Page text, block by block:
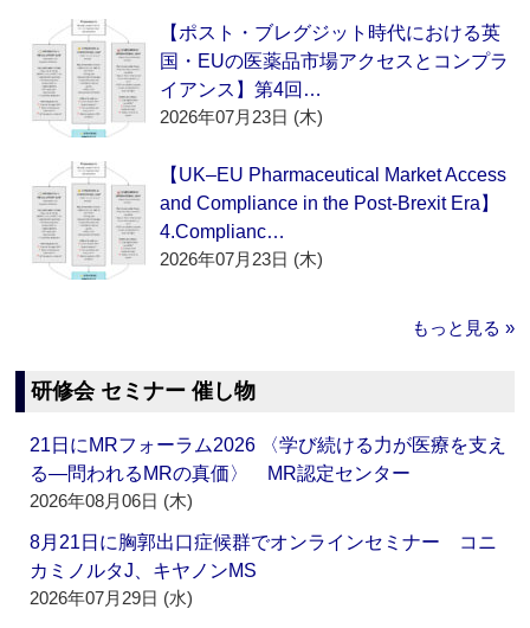
【ポスト・ブレグジット時代における英
国・EUの医薬品市場アクセスとコンプラ
イアンス】第4回…
2026年07月23日 (木)
【UK–EU Pharmaceutical Market Access
and Compliance in the Post-Brexit Era】
4.Complianc…
2026年07月23日 (木)
もっと見る »
研修会 セミナー 催し物
21日にMRフォーラム2026 〈学び続ける力が医療を支え
る―問われるMRの真価〉 MR認定センター
2026年08月06日 (木)
8月21日に胸郭出口症候群でオンラインセミナー コニ
カミノルタJ、キヤノンMS
2026年07月29日 (水)